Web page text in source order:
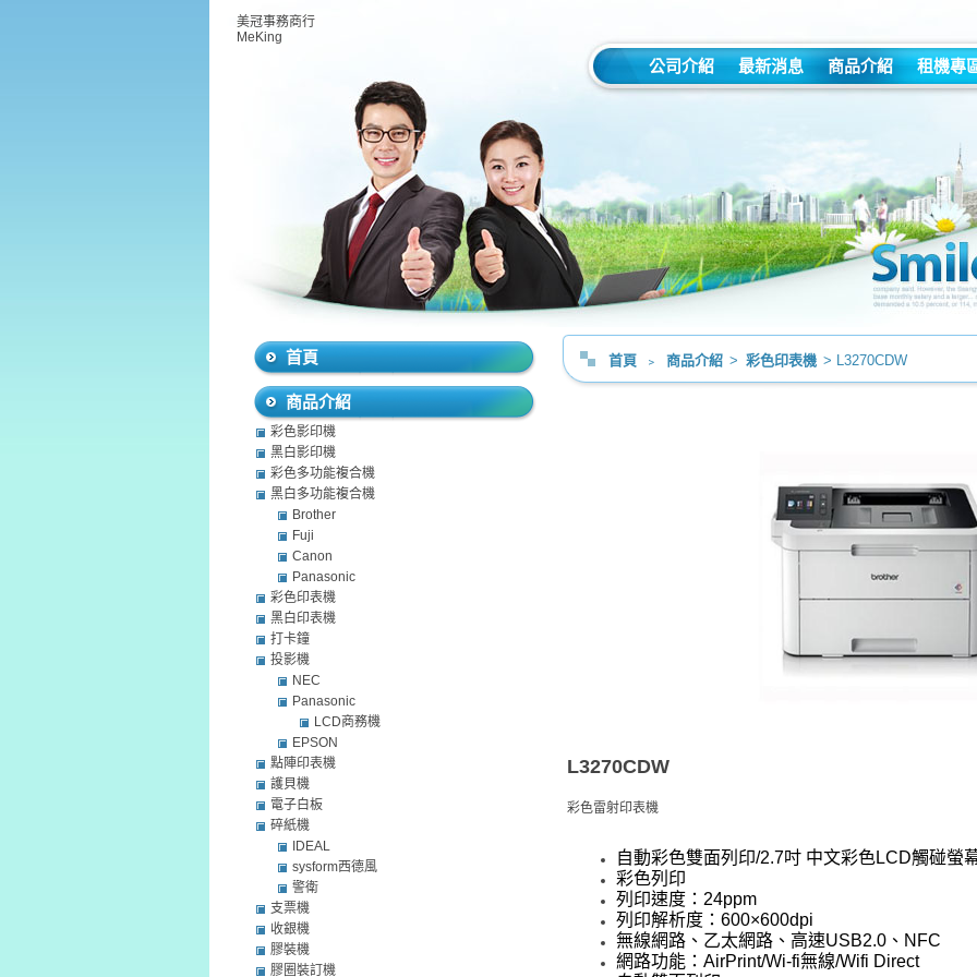
美冠事務商行
MeKing
公司介紹 最新消息 商品介紹 租機專
首頁 ﹥ 商品介紹 > 彩色印表機 > L3270CDW
L3270CDW
彩色雷射印表機
自動彩色雙面列印/2.7吋 中文彩色LCD觸碰螢
彩色列印
列印速度：24ppm
列印解析度：600×600dpi
無線網路、乙太網路、高速USB2.0、NFC
網路功能：AirPrint/Wi-fi無線/Wifi Direct
首頁
商品介紹
彩色影印機
黑白影印機
彩色多功能複合機
黑白多功能複合機
Brother
Fuji
Canon
Panasonic
彩色印表機
黑白印表機
打卡鐘
投影機
NEC
Panasonic
LCD商務機
EPSON
點陣印表機
護貝機
電子白板
碎紙機
IDEAL
sysform西德風
警衛
支票機
收銀機
膠裝機
膠圈裝訂機